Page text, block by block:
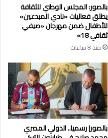
بالصور: المجلس الوطني للثقافة
يطلق فعاليات «نادي المبدعين»
للأطفال ضمن مهرجان «صيفي
ثقافي 18»
منذ 8 ساعات
بالصور| رسميا.. الدولي المصري